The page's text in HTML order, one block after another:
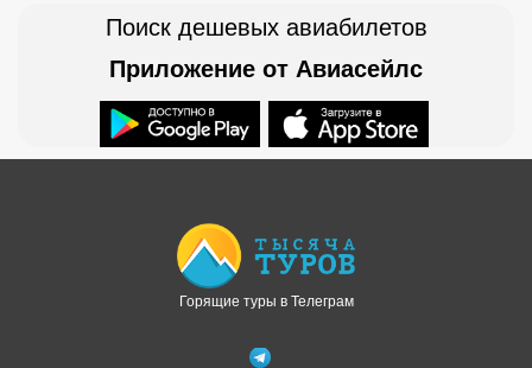
Поиск дешевых авиабилетов
Приложение от Авиасейлс
Горящие туры в Телеграм